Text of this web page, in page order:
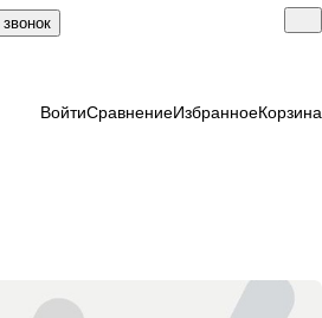
ВойтиСравнениеИзбранноеКорзина